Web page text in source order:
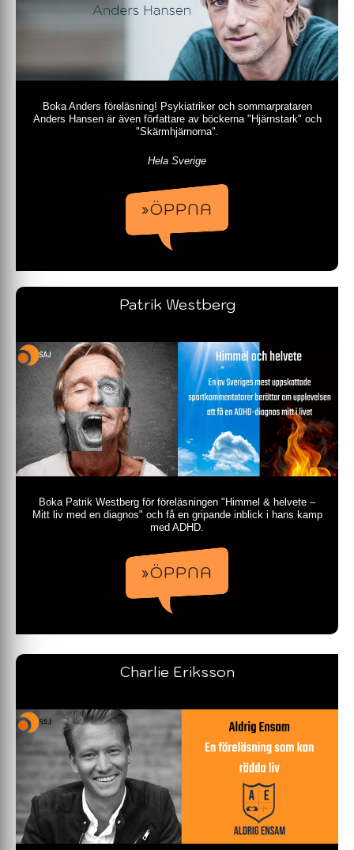
Boka Anders föreläsning! Psykiatriker och sommarprataren
Anders Hansen är även författare av böckerna "Hjärnstark" och
"Skärmhjärnorna".
Hela Sverige
»ÖPPNA
Patrik Westberg
Boka Patrik Westberg för föreläsningen "Himmel & helvete –
Mitt liv med en diagnos" och få en gripande inblick i hans kamp
med ADHD.
»ÖPPNA
Charlie Eriksson